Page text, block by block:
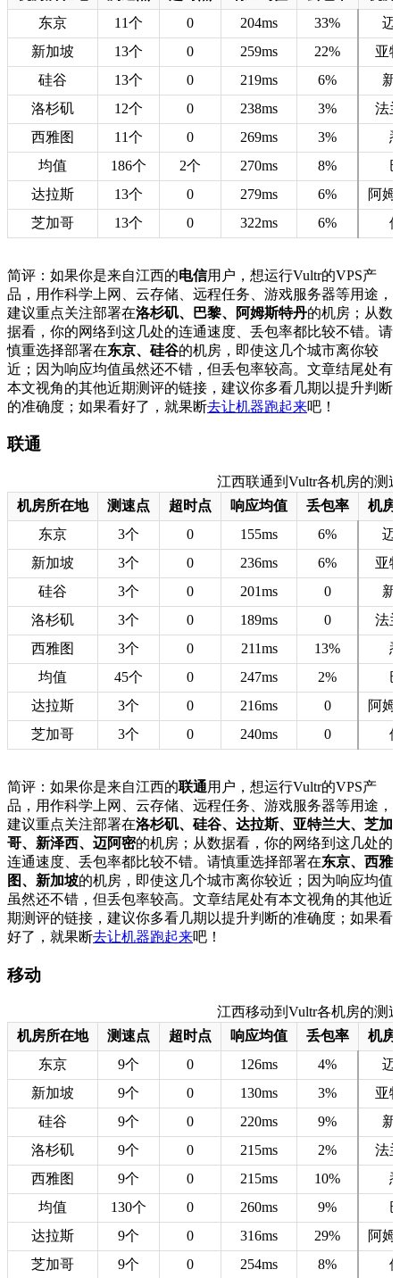
东京
11个 0 204ms 33%
迈
新加坡
13个 0 259ms 22%
亚
硅谷
13个 0 219ms 6%
新
洛杉矶
12个 0 238ms 3%
法
西雅图
11个 0 269ms 3%
均值
186个 2个 270ms 8%
达拉斯
13个 0 279ms 6%
阿
芝加哥
13个 0 322ms 6%
简评：如果你是来自江西的电信用户，想运行Vultr的VPS产
品，用作科学上网、云存储、远程任务、游戏服务器等用途，
建议重点关注部署在洛杉矶、巴黎、阿姆斯特丹的机房；从数
据看，你的网络到这几处的连通速度、丢包率都比较不错。请
慎重选择部署在东京、硅谷的机房，即使这几个城市离你较
近；因为响应均值虽然还不错，但丢包率较高。文章结尾处有
本文视角的其他近期测评的链接，建议你多看几期以提升判断
的准确度；如果看好了，就果断去让机器跑起来吧！
联通
江西联通到Vultr各机房的测
机房所在地
测速点 超时点 响应均值 丢包率
机房
东京
3个 0 155ms 6%
迈
新加坡
3个 0 236ms 6%
亚
硅谷
3个 0 201ms 0
新
洛杉矶
3个 0 189ms 0
法
西雅图
3个 0 211ms 13%
均值
45个 0 247ms 2%
达拉斯
3个 0 216ms 0
阿
芝加哥
3个 0 240ms 0
简评：如果你是来自江西的联通用户，想运行Vultr的VPS产
品，用作科学上网、云存储、远程任务、游戏服务器等用途，
建议重点关注部署在洛杉矶、硅谷、达拉斯、亚特兰大、芝加
哥、新泽西、迈阿密的机房；从数据看，你的网络到这几处的
连通速度、丢包率都比较不错。请慎重选择部署在东京、西雅
图、新加坡的机房，即使这几个城市离你较近；因为响应均值
虽然还不错，但丢包率较高。文章结尾处有本文视角的其他近
期测评的链接，建议你多看几期以提升判断的准确度；如果看
好了，就果断去让机器跑起来吧！
移动
江西移动到Vultr各机房的测
机房所在地
测速点 超时点 响应均值 丢包率
机房
东京
9个 0 126ms 4%
迈
新加坡
9个 0 130ms 3%
亚
硅谷
9个 0 220ms 9%
新
洛杉矶
9个 0 215ms 2%
法
西雅图
9个 0 215ms 10%
均值
130个 0 260ms 9%
达拉斯
9个 0 316ms 29%
阿
芝加哥
9个 0 254ms 8%